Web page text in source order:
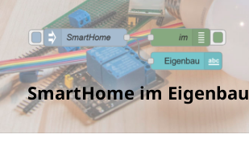
SmartHome im Eigenbau